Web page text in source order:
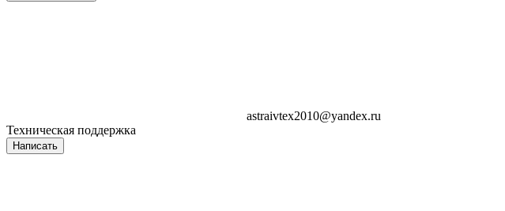
astraivtex2010@yandex.ru
Техническая поддержка
Написать